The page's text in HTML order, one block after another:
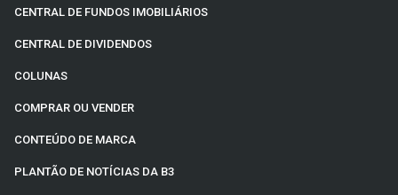
CENTRAL DE FUNDOS IMOBILIÁRIOS
CENTRAL DE DIVIDENDOS
COLUNAS
COMPRAR OU VENDER
CONTEÚDO DE MARCA
PLANTÃO DE NOTÍCIAS DA B3